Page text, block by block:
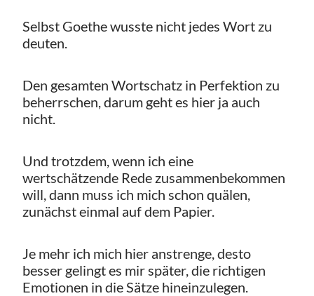
Selbst Goethe wusste nicht jedes Wort zu
deuten.
Den gesamten Wortschatz in Perfektion zu
beherrschen, darum geht es hier ja auch
nicht.
Und trotzdem, wenn ich eine
wertschätzende Rede zusammenbekommen
will, dann muss ich mich schon quälen,
zunächst einmal auf dem Papier.
Je mehr ich mich hier anstrenge, desto
besser gelingt es mir später, die richtigen
Emotionen in die Sätze hineinzulegen.